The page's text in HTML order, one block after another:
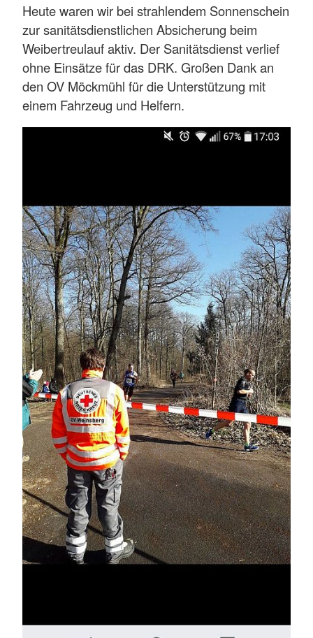
Heute waren wir bei strahlendem Sonnenschein
zur sanitätsdienstlichen Absicherung beim
Weibertreulauf aktiv. Der Sanitätsdienst verlief
ohne Einsätze für das DRK. Großen Dank an
den OV Möckmühl für die Unterstützung mit
einem Fahrzeug und Helfern.